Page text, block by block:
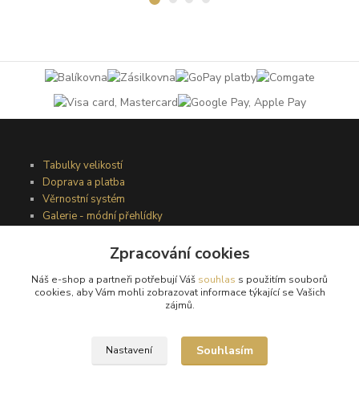
Tabulky velikostí
Doprava a platba
Věrnostní systém
Galerie - módní přehlídky
Podmínky užití webového rozhraní
Obchodní podmínky
Zpracování cookies
Náš e-shop a partneři potřebují Váš souhlas s použitím souborů
cookies, aby Vám mohli zobrazovat informace týkající se Vašich
zájmů.
Nastavení Souhlasím